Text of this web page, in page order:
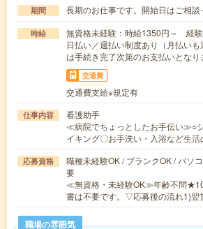
期間 長期のお仕事です。開始日はご相
時給
無資格未経験：時給1350円～ 経
日払い／週払い制度あり（月払い
は手続き完了次第のお支払いとなり
交通費
交通費支給※規定有
仕事内容
看護助手
≪病院でちょっとしたお手伝い≫○
イキング〇お手洗い・入浴など生
応募資格
職種未経験OK / ブランクOK / パソ
要
≪無資格・未経験OK≫年齢不問
書は不要です。▽応募後の流れ1)
職場の雰囲気